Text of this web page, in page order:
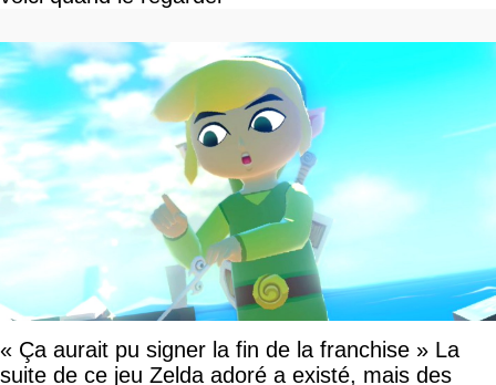
« Ça aurait pu signer la fin de la franchise » La
suite de ce jeu Zelda adoré a existé, mais des